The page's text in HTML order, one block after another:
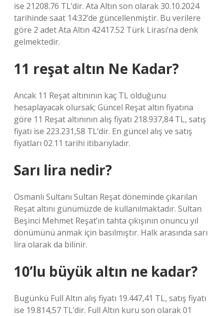
ise 21208.76 TL’dir. Ata Altın son olarak 30.10.2024
tarihinde saat 14:32’de güncellenmiştir. Bu verilere
göre 2 adet Ata Altın 42417.52 Türk Lirası’na denk
gelmektedir.
11 reşat altın Ne Kadar?
Ancak 11 Reşat altınının kaç TL olduğunu
hesaplayacak olursak; Güncel Reşat altın fiyatına
göre 11 Reşat altınının alış fiyatı 218.937,84 TL, satış
fiyatı ise 223.231,58 TL’dir. En güncel alış ve satış
fiyatları 02.11 tarihi itibarıyladır.
Sarı lira nedir?
Osmanlı Sultanı Sultan Reşat döneminde çıkarılan
Reşat altını günümüzde de kullanılmaktadır. Sultan
Beşinci Mehmet Reşat’ın tahta çıkışının onuncu yıl
dönümünü anmak için basılmıştır. Halk arasında sarı
lira olarak da bilinir.
10’lu büyük altın ne kadar?
Bugünkü Full Altın alış fiyatı 19.447,41 TL, satış fiyatı
ise 19.814,57 TL’dir. Full Altın kuru son olarak 01